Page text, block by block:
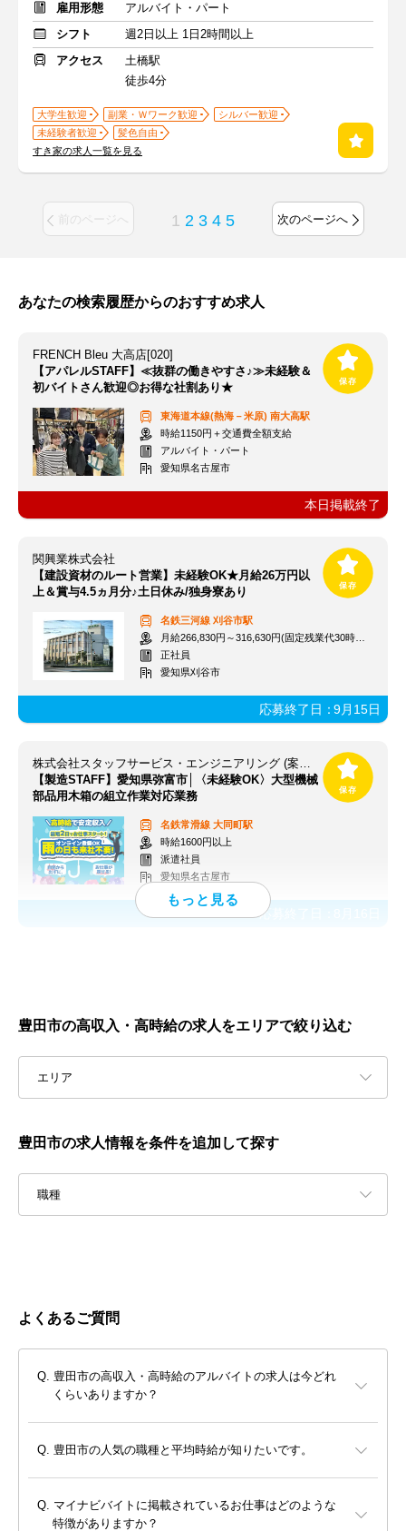
雇用形態
アルバイト・パート
シフト
週2日以上 1日2時間以上
アクセス
土橋駅
徒歩4分
大学生歓迎 副業・Ｗワーク歓迎
シルバー歓迎
未経験者歓迎
髪色自由
すき家の求人一覧を見る
前のページへ 1 2 3 4 5 次のページへ
あなたの検索履歴からのおすすめ求人
FRENCH Bleu 大高店[020]
【アパレルSTAFF】≪抜群の働きやすさ♪≫未経験＆
初バイトさん歓迎◎お得な社割あり★
東海道本線(熱海－米原) 南大高駅
時給1150円＋交通費全額支給
アルバイト・パート
愛知県名古屋市
本日掲載終了
関興業株式会社
【建設資材のルート営業】未経験OK★月給26万円以
上＆賞与4.5ヵ月分♪土日休み/独身寮あり
名鉄三河線 刈谷市駅
月給266,830円～316,630円(固定残業代30時間分含) ＋交通費支給
正社員
愛知県刈谷市
応募終了日：9月15日
株式会社スタッフサービス・エンジニアリング (案件NO/sseA31559)
【製造STAFF】愛知県弥富市│〈未経験OK〉大型機械
部品用木箱の組立作業対応業務
名鉄常滑線 大同町駅
時給1600円以上
派遣社員
愛知県名古屋市
応募終了日：
豊田市の高収入・高時給の求人をエリアで絞り込む
エリア
豊田市の求人情報を条件を追加して探す
職種
よくあるご質問
豊田市の高収入・高時給のアルバイトの求人は今どれ
くらいありますか？
豊田市の人気の職種と平均時給が知りたいです。
マイナビバイトに掲載されているお仕事はどのような
特徴がありますか？